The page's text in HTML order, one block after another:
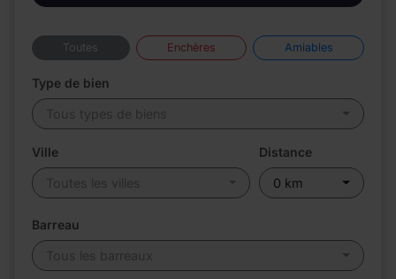
Toutes Enchères Amiables
Type de bien
Tous types de biens
Ville
Toutes les villes
Distance
0 km
Barreau
Tous les barreaux